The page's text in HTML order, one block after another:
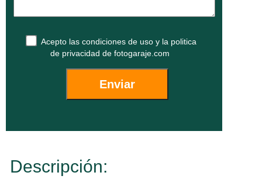
Acepto las condiciones de uso y la politica
de privacidad de fotogaraje.com
Descripción: